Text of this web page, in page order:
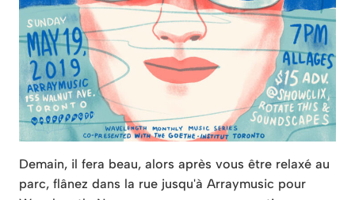
Demain, il fera beau, alors après vous être relaxé au
parc, flânez dans la rue jusqu'à Arraymusic pour